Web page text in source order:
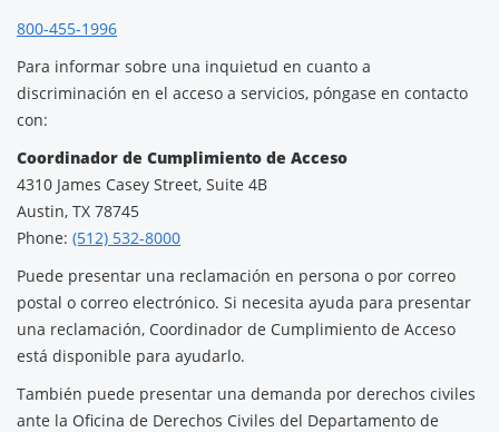
800-455-1996
Para informar sobre una inquietud en cuanto a
discriminación en el acceso a servicios, póngase en contacto
con:
Coordinador de Cumplimiento de Acceso
4310 James Casey Street, Suite 4B
Austin, TX 78745
Phone: (512) 532-8000
Puede presentar una reclamación en persona o por correo
postal o correo electrónico. Si necesita ayuda para presentar
una reclamación, Coordinador de Cumplimiento de Acceso
está disponible para ayudarlo.
También puede presentar una demanda por derechos civiles
ante la Oficina de Derechos Civiles del Departamento de